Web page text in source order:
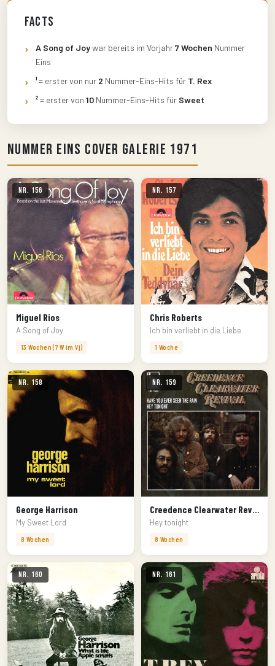
Facts
A Song of Joywar bereits im Vorjahr7 Wochen Nummer
Eins
¹= erster von nur 2 Nummer-Eins-Hits für T. Rex
²= erster von 10 Nummer-Eins-Hits für Sweet
Nummer Eins Cover Galerie 1971
Nr. 156
Miguel Rios
A Song of Joy
13 Wochen (7 W im Vj)
Nr. 157
Chris Roberts
Ich bin verliebt in die Liebe
1 Woche
Nr. 158
George Harrison
My Sweet Lord
8 Wochen
Nr. 159
Creedence Clearwater Revival
Hey tonight
8 Wochen
Nr. 160 Nr. 161